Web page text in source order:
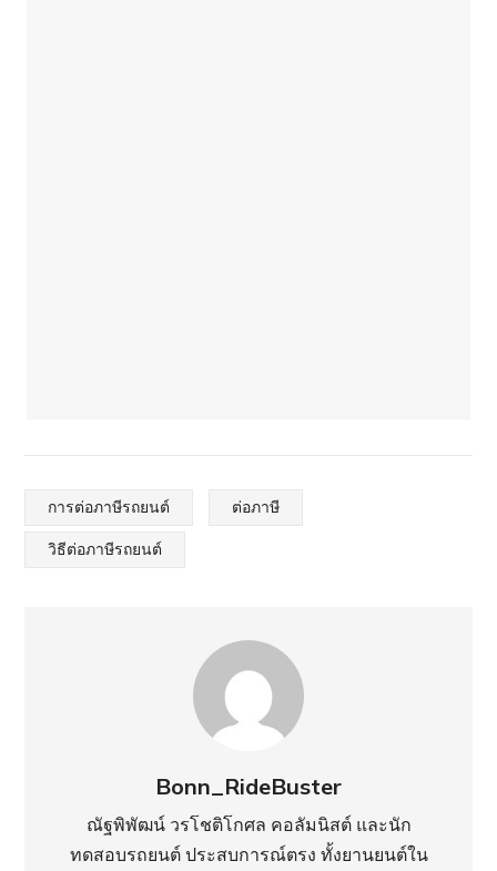
การต่อภาษีรถยนต์ ต่อภาษี
วิธีต่อภาษีรถยนต์
Bonn_RideBuster
ณัฐพิพัฒน์ วรโชติโกศล คอลัมนิสต์ และนัก
ทดสอบรถยนต์ ประสบการณ์ตรง ทั้งยานยนต์ใน